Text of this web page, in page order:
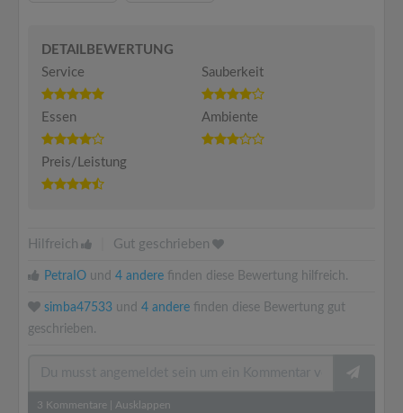
DETAILBEWERTUNG
Service
Sauberkeit
Essen Ambiente
Preis/Leistung
Hilfreich Gut geschrieben
PetraIO und 4 andere finden diese Bewertung hilfreich.
simba47533 und 4 andere finden diese Bewertung gut
geschrieben.
3 Kommentare Ausklappen